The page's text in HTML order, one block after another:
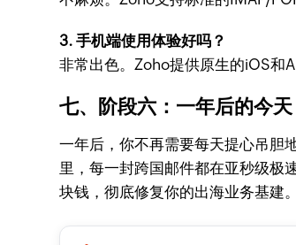
3. 手机端使用体验好吗？
非常出色。Zoho提供原生的iOS和
七、阶段六：一年后的今
一年后，你不再需要每天提心吊胆
里，每一封跨国邮件都在亚秒级极
块钱，彻底修复你的出海业务基建。